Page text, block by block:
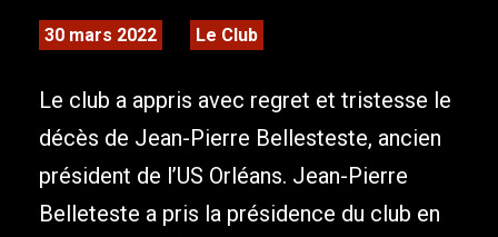
30 mars 2022 Le Club
Le club a appris avec regret et tristesse le
décès de Jean-Pierre Bellesteste, ancien
président de l’US Orléans. Jean-Pierre
Belleteste a pris la présidence du club en